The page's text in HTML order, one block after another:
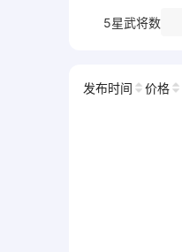
5星武将数
发布时间 价格